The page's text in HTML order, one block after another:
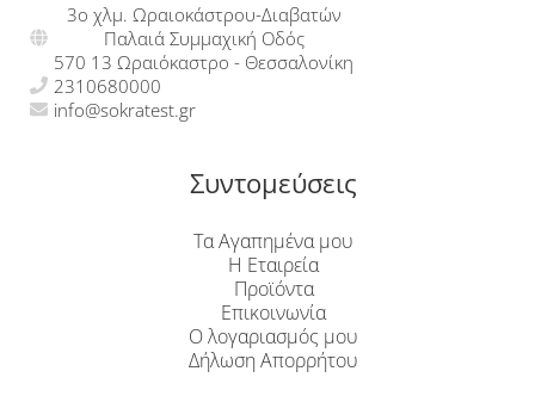
3ο χλμ. Ωραιοκάστρου-Διαβατών
Παλαιά Συμμαχική Οδός
570 13 Ωραιόκαστρο - Θεσσαλονίκη
2310680000
info@sokratest.gr
Συντομεύσεις
Τα Αγαπημένα μου
Η Εταιρεία
Προϊόντα
Επικοινωνία
Ο λογαριασμός μου
Δήλωση Απορρήτου